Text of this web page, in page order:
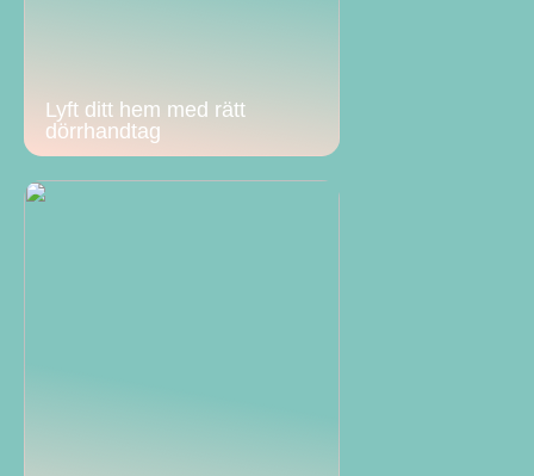
Lyft ditt hem med rätt
dörrhandtag